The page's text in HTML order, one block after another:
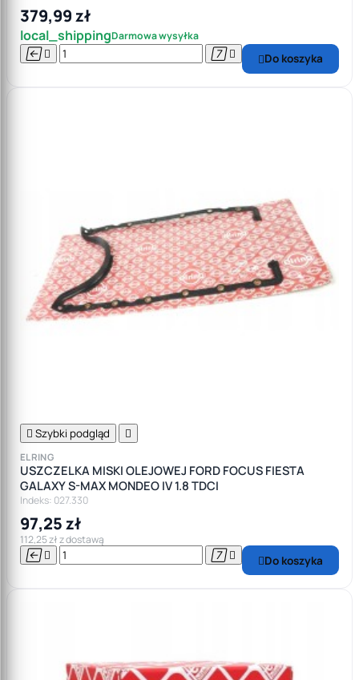
379,99 zł
local_shippingDarmowa wysyłka
    Do koszyka
 Szybki podgląd 
ELRING
USZCZELKA MISKI OLEJOWEJ FORD FOCUS FIESTA
GALAXY S-MAX MONDEO IV 1.8 TDCI
Indeks: 027.330
97,25 zł
112,25 zł z dostawą
    Do koszyka